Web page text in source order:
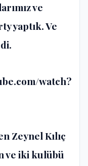
ve
yaptık. Ve
watch?
Zeynel Kılıç
ve iki kulübü